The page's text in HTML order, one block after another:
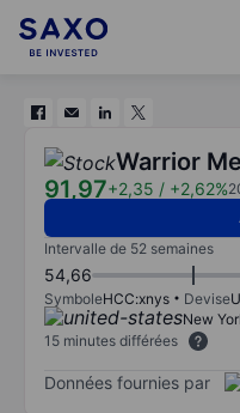
Warrior
91,97+2,35 / +2,62%
Intervalle de 52 semaines
54,66
SymboleHCC:xnys Devise
New
15 minutes différées
Données fournies par